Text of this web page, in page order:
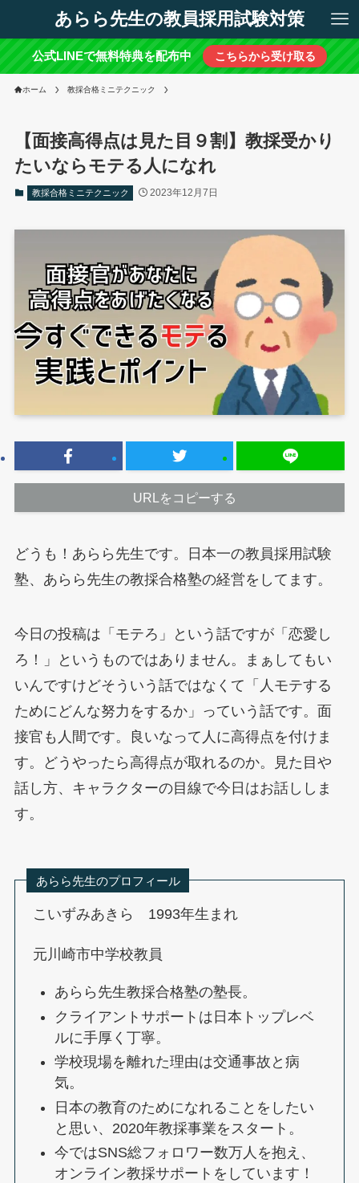
あらら先生の教員採用試験対策
公式LINEで無料特典を配布中 こちらから受け取る
ホーム 教採合格ミニテクニック
【面接高得点は見た目９割】教採受かり
たいならモテる人になれ
教採合格ミニテクニック 2023年12月7日
URLをコピーする
どうも！あらら先生です。日本一の教員採用試験
塾、あらら先生の教採合格塾の経営をしてます。
今日の投稿は「モテろ」という話ですが「恋愛し
ろ！」というものではありません。まぁしてもい
いんですけどそういう話ではなくて「人モテする
ためにどんな努力をするか」っていう話です。面
接官も人間です。良いなって人に高得点を付けま
す。どうやったら高得点が取れるのか。見た目や
話し方、キャラクターの目線で今日はお話ししま
す。
あらら先生のプロフィール
こいずみあきら 1993年生まれ
元川崎市中学校教員
あらら先生教採合格塾の塾長。
クライアントサポートは日本トップレベ
ルに手厚く丁寧。
学校現場を離れた理由は交通事故と病
気。
日本の教育のためになれることをしたい
と思い、2020年教採事業をスタート。
今ではSNS総フォロワー数万人を抱え、
オンライン教採サポートをしています！